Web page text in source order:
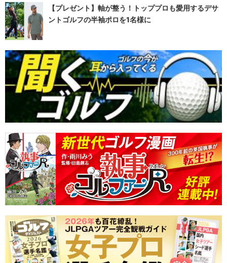
【プレゼント】軸が整う！トッププロも愛用するデサ
ントゴルフの半袖ポロを1名様に